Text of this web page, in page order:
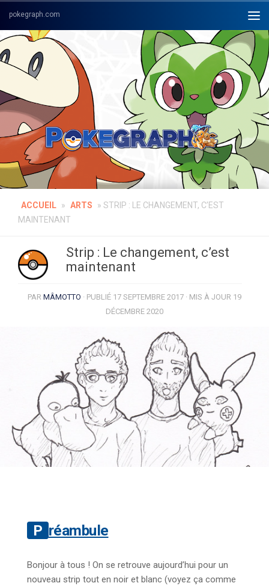
Skip to content
ACCUEIL » ARTS » STRIP : LE CHANGEMENT, C’EST
MAINTENANT
Strip : Le changement, c’est
maintenant
PAR MÂMOTTO · PUBLIÉ 17 SEPTEMBRE 2017 · MIS À JOUR 19
DÉCEMBRE 2020
Préambule
Bonjour à tous ! On se retrouve aujourd’hui pour un
nouveau strip tout en noir et blanc (voyez ça comme